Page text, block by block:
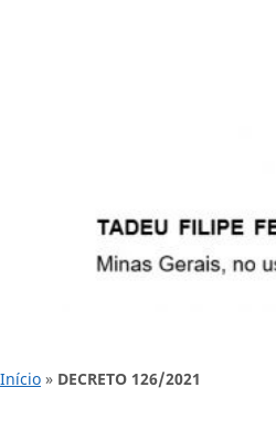
Início » DECRETO 126/2021